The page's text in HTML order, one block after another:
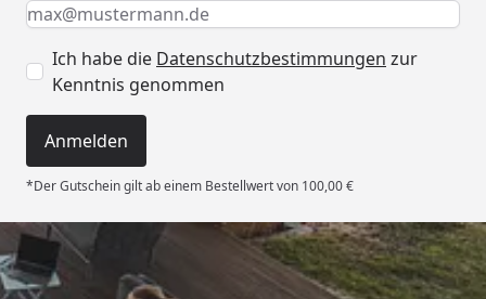
Ich habe die Datenschutzbestimmungen zur
Kenntnis genommen
Anmelden
*Der Gutschein gilt ab einem Bestellwert von 100,00 €